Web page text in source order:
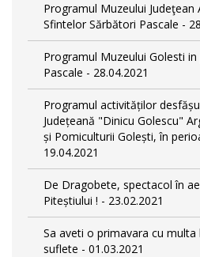
Programul Muzeului Judeţean
Sfintelor Sărbători Pascale -
Programul Muzeului Golesti
Pascale - 28.04.2021
Programul activităților
Județeană "Dinicu Golescu"
și Pomiculturii Golești, în
19.04.2021
De Dragobete, spectacol în
Piteștiului ! - 23.02.2021
Sa aveti o primavara cu multa
suflete - 01.03.2021